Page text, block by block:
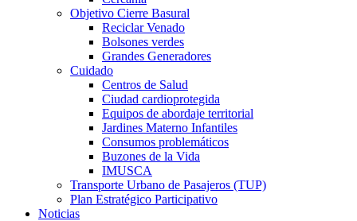
Objetivo Cierre Basural
Reciclar Venado
Bolsones verdes
Grandes Generadores
Cuidado
Centros de Salud
Ciudad cardioprotegida
Equipos de abordaje territorial
Jardines Materno Infantiles
Consumos problemáticos
Buzones de la Vida
IMUSCA
Transporte Urbano de Pasajeros (TUP)
Plan Estratégico Participativo
Noticias